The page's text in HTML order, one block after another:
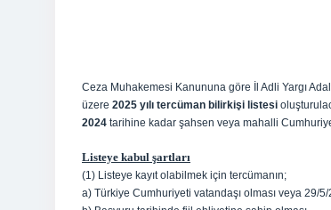
Ceza Muhakemesi Kanununa göre İl Adli Yargı
üzere 2025 yılı tercüman bilirkişi listesi
2024 tarihine kadar şahsen veya mahalli
Listeye kabul şartları
(1) Listeye kayıt olabilmek için tercümanın;
a) Türkiye Cumhuriyeti vatandaşı olması veya 29/5/